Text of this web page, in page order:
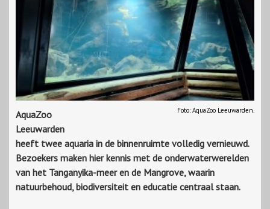
Foto: AquaZoo Leeuwarden.
AquaZoo
Leeuwarden
heeft twee aquaria in de binnenruimte volledig vernieuwd.
Bezoekers maken hier kennis met de onderwaterwerelden
van het Tanganyika-meer en de Mangrove, waarin
natuurbehoud, biodiversiteit en educatie centraal staan.